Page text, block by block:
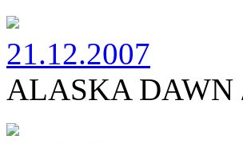
21.12.2007
ALASKA DAWN